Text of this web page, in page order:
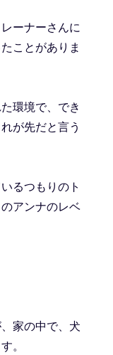
ーナーさんに
ことがありま
環境で、でき
が先だと言う
るつもりのト
アンナのレベ
家の中で、犬
。